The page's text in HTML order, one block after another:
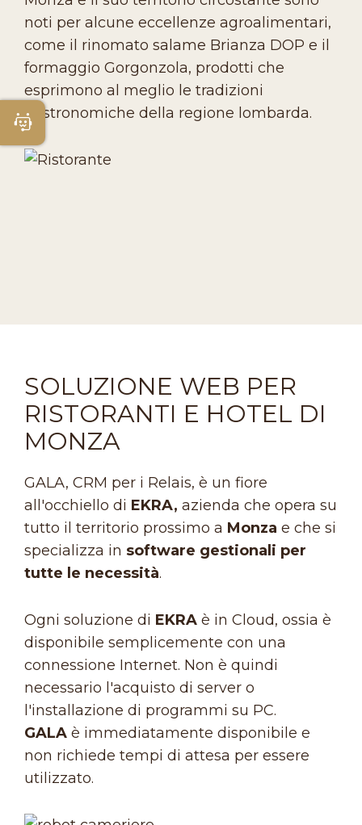
noti per alcune eccellenze agroalimentari,
come il rinomato salame Brianza DOP e il
formaggio Gorgonzola, prodotti che
esprimono al meglio le tradizioni
gastronomiche della regione lombarda.
SOLUZIONE WEB PER
RISTORANTI E HOTEL DI
MONZA
GALA, CRM per i Relais, è un fiore
all'occhiello di EKRA, azienda che opera su
tutto il territorio prossimo a Monza e che si
specializza in software gestionali per
tutte le necessità.
Ogni soluzione di EKRA è in Cloud, ossia è
disponibile semplicemente con una
connessione Internet. Non è quindi
necessario l'acquisto di server o
l'installazione di programmi su PC.
GALA è immediatamente disponibile e
non richiede tempi di attesa per essere
utilizzato.
Apri Chatbot